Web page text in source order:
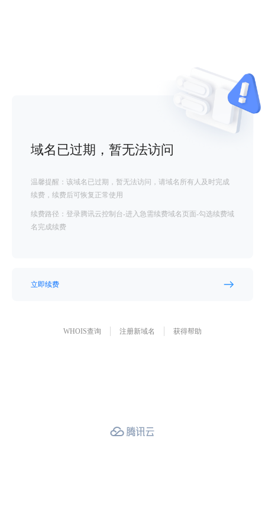
域名已过期，暂无法访问
温馨提醒：该域名已过期，暂无法访问，请域名所有人及时完成
续费，续费后可恢复正常使用
续费路径：登录腾讯云控制台-进入急需续费域名页面-勾选续费域
名完成续费
立即续费
WHOIS查询 注册新域名 获得帮助